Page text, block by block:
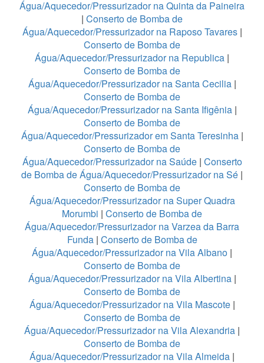
Água/Aquecedor/Pressurizador na Quinta da Paineira
| Conserto de Bomba de
Água/Aquecedor/Pressurizador na Raposo Tavares|
Conserto de Bomba de
Água/Aquecedor/Pressurizador na Republica |
Conserto de Bomba de
Água/Aquecedor/Pressurizador na Santa Cecilia|
Conserto de Bomba de
Água/Aquecedor/Pressurizador na Santa Ifigênia |
Conserto de Bomba de
Água/Aquecedor/Pressurizador em Santa Teresinha|
Conserto de Bomba de
Água/Aquecedor/Pressurizador na Saúde| Conserto
de Bomba de Água/Aquecedor/Pressurizador na Sé |
Conserto de Bomba de
Água/Aquecedor/Pressurizador na Super Quadra
Morumbi | Conserto de Bomba de
Água/Aquecedor/Pressurizador na Varzea da Barra
Funda| Conserto de Bomba de
Água/Aquecedor/Pressurizador na Vila Albano |
Conserto de Bomba de
Água/Aquecedor/Pressurizador na Vila Albertina|
Conserto de Bomba de
Água/Aquecedor/Pressurizador na Vila Mascote|
Conserto de Bomba de
Água/Aquecedor/Pressurizador na Vila Alexandria |
Conserto de Bomba de
Água/Aquecedor/Pressurizador na Vila Almeida |